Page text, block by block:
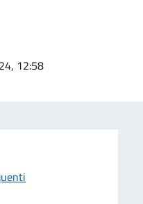
12:58